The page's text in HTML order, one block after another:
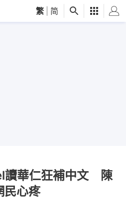
繁 简
讀華仁狂補中文 陳
民心疼